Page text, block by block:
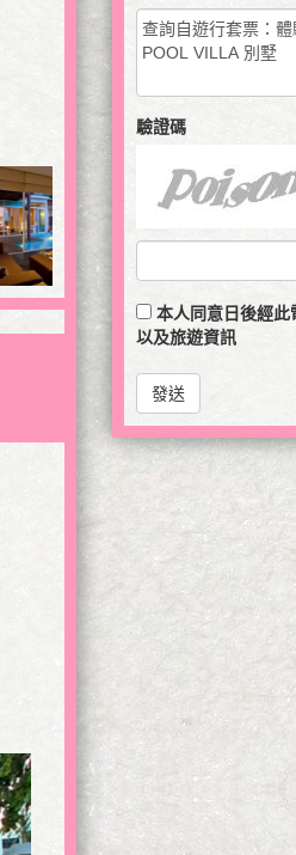
驗證碼
本人同意日後經此
以及旅遊資訊
發送